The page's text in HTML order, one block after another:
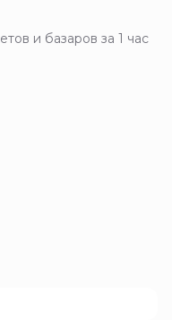
и базаров за 1 час